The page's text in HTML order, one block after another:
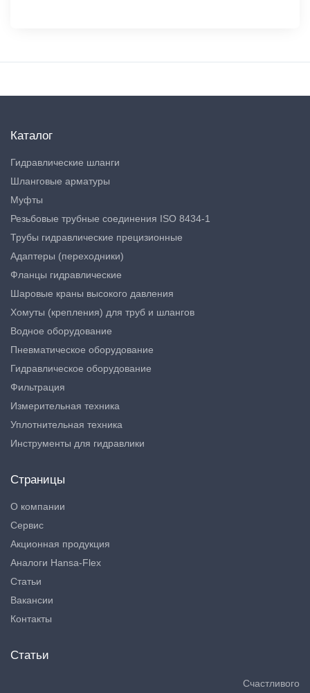
Каталог
Гидравлические шланги
Шланговые арматуры
Муфты
Резьбовые трубные соединения ISO 8434-1
Трубы гидравлические прецизионные
Адаптеры (переходники)
Фланцы гидравлические
Шаровые краны высокого давления
Хомуты (крепления) для труб и шлангов
Водное оборудование
Пневматическое оборудование
Гидравлическое оборудование
Фильтрация
Измерительная техника
Уплотнительная техника
Инструменты для гидравлики
Страницы
О компании
Сервис
Акционная продукция
Аналоги Hansa-Flex
Статьи
Вакансии
Контакты
Статьи
Счастливого